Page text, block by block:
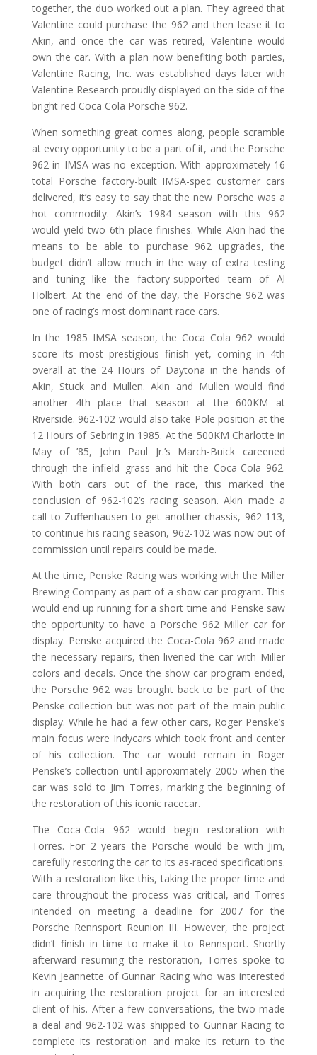
together, the duo worked out a plan. They agreed that
Valentine could purchase the 962 and then lease it to
Akin, and once the car was retired, Valentine would
own the car. With a plan now benefiting both parties,
Valentine Racing, Inc. was established days later with
Valentine Research proudly displayed on the side of the
bright red Coca Cola Porsche 962.
When something great comes along, people scramble
at every opportunity to be a part of it, and the Porsche
962 in IMSA was no exception. With approximately 16
total Porsche factory-built IMSA-spec customer cars
delivered, it’s easy to say that the new Porsche was a
hot commodity. Akin’s 1984 season with this 962
would yield two 6th place finishes. While Akin had the
means to be able to purchase 962 upgrades, the
budget didn’t allow much in the way of extra testing
and tuning like the factory-supported team of Al
Holbert. At the end of the day, the Porsche 962 was
one of racing’s most dominant race cars.
In the 1985 IMSA season, the Coca Cola 962 would
score its most prestigious finish yet, coming in 4th
overall at the 24 Hours of Daytona in the hands of
Akin, Stuck and Mullen. Akin and Mullen would find
another 4th place that season at the 600KM at
Riverside. 962-102 would also take Pole position at the
12 Hours of Sebring in 1985. At the 500KM Charlotte in
May of ’85, John Paul Jr.’s March-Buick careened
through the infield grass and hit the Coca-Cola 962.
With both cars out of the race, this marked the
conclusion of 962-102’s racing season. Akin made a
call to Zuffenhausen to get another chassis, 962-113,
to continue his racing season, 962-102 was now out of
commission until repairs could be made.
At the time, Penske Racing was working with the Miller
Brewing Company as part of a show car program. This
would end up running for a short time and Penske saw
the opportunity to have a Porsche 962 Miller car for
display. Penske acquired the Coca-Cola 962 and made
the necessary repairs, then liveried the car with Miller
colors and decals. Once the show car program ended,
the Porsche 962 was brought back to be part of the
Penske collection but was not part of the main public
display. While he had a few other cars, Roger Penske’s
main focus were Indycars which took front and center
of his collection. The car would remain in Roger
Penske’s collection until approximately 2005 when the
car was sold to Jim Torres, marking the beginning of
the restoration of this iconic racecar.
The Coca-Cola 962 would begin restoration with
Torres. For 2 years the Porsche would be with Jim,
carefully restoring the car to its as-raced specifications.
With a restoration like this, taking the proper time and
care throughout the process was critical, and Torres
intended on meeting a deadline for 2007 for the
Porsche Rennsport Reunion III. However, the project
didn’t finish in time to make it to Rennsport. Shortly
afterward resuming the restoration, Torres spoke to
Kevin Jeannette of Gunnar Racing who was interested
in acquiring the restoration project for an interested
client of his. After a few conversations, the two made
a deal and 962-102 was shipped to Gunnar Racing to
complete its restoration and make its return to the